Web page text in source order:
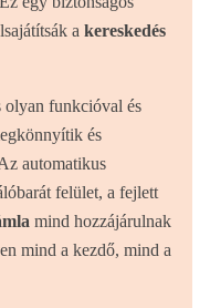
a kereskedés
olyan funkcióval és
és
automatikus
felület, a fejlett
mind hozzájárulnak
mind a kezdő, mind a